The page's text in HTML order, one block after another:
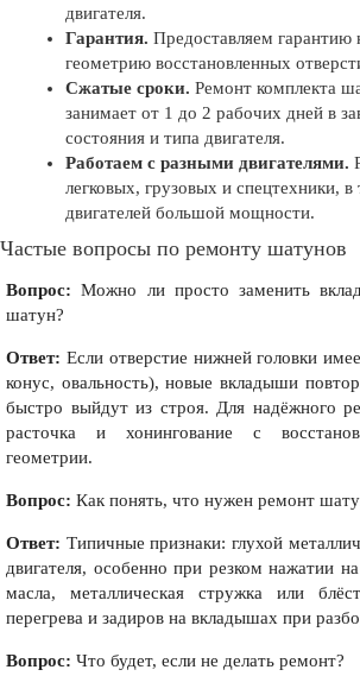
двигателя.
Гарантия. Предоставляем гарантию
геометрию восстановленных
Сжатые сроки. Ремонт комплекта
занимает от 1 до 2 рабочих дней в
состояния и типа двигателя.
Работаем с разными двигателями.
легковых, грузовых и спецтехники,
двигателей большой мощности.
Частые вопросы по ремонту шатунов
Вопрос: Можно ли просто заменить
шатун?
Ответ: Если отверстие нижней головки
конус, овальность), новые вкладыши
быстро выйдут из строя. Для надёжного
расточка и хонингование с
геометрии.
Вопрос: Как понять, что нужен ремонт
Ответ: Типичные признаки: глухой
двигателя, особенно при резком нажатии на
масла, металлическая стружка или
перегрева и задиров на вкладышах при
Вопрос: Что будет, если не делать ремонт?